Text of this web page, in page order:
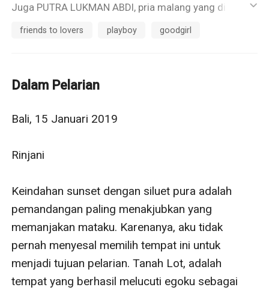
Juga PUTRA LUKMAN ABDI, pria malang yang dihantui
penyesalan dari malam ke malam.
untuk melengkapi hidup.
telah hilang?
entah kemana? Dan mampukah Rinjani menerima
ic_default
friends to lovers playboy goodgirl
Dalam Pelarian
Bali, 15 Januari 2019
Rinjani
Keindahan sunset dengan siluet pura adalah
pemandangan paling menakjubkan yang
memanjakan mataku. Karenanya, aku tidak
pernah menyesal memilih tempat ini untuk
menjadi tujuan pelarian. Tanah Lot, adalah
tempat yang berhasil melucuti egoku sebagai